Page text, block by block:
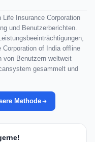
Insurance Corporation
und Benutzerberichten.
of India offline
von Benutzern weltweit
gesammelt und
Methode